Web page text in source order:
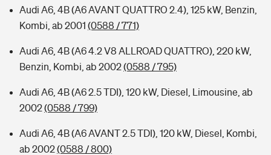
Audi A6, 4B (A6 AVANT QUATTRO 2.4), 125 kW, Benzin,
Kombi, ab 2001 (0588 / 771)
Audi A6, 4B (A6 4.2 V8 ALLROAD QUATTRO), 220 kW,
Benzin, Kombi, ab 2002(0588 / 795)
Audi A6, 4B (A6 2.5 TDI), 120 kW, Diesel, Limousine, ab
2002(0588 / 799)
Audi A6, 4B (A6 AVANT 2.5 TDI), 120 kW, Diesel, Kombi,
ab 2002(0588 / 800)